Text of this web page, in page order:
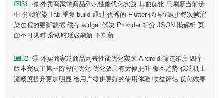
51. ④ 外卖商家端商品列表性能优化实践 其他优化 只刷新当前选
中 分帧渲染 Tab 重复 build 通过 优秀的 Flutter 代码在减少每次帧渲
染过程的更新数据 缓存 widget 解决 Provider 拆分 JSON 懒解析 页
面不可见时 滑动时延迟刷新 不刷新 …
52. ④ 外卖商家端商品列表性能优化实践 Android 筛选维度 四个
版本完成了第一阶段的优化 优化效果有大幅提升 版本趋势 低端机上
流畅度提升更加明显 给用户提供更好的使用体验 收益评估 优化效果